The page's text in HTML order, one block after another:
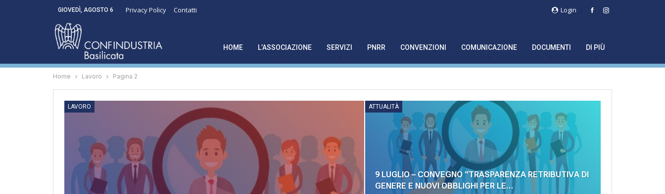
Login
GIOVEDÌ, AGOSTO 6 Privacy Policy Contatti
HOME L’ASSOCIAZIONE SERVIZI PNRR CONVENZIONI COMUNICAZIONE DOCUMENTI DI PIÙ
Home Lavoro Pagina 2
LAVORO ATTUALITÀ
9 LUGLIO – CONVEGNO “TRASPARENZA RETRIBUTIVA DI
GENERE E NUOVI OBBLIGHI PER LE…